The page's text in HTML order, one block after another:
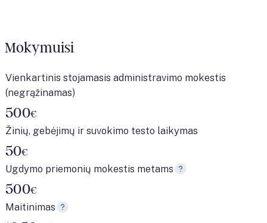
Mokymuisi
Vienkartinis stojamasis administravimo mokestis
(negrąžinamas)
500€
Žinių, gebėjimų ir suvokimo testo laikymas
50€
Ugdymo priemonių mokestis metams
500€
Maitinimas